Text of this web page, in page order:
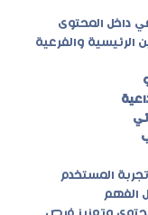
داخل المحتوى
الرئيسية والفرعية
تجربة المستخدم
الفهم